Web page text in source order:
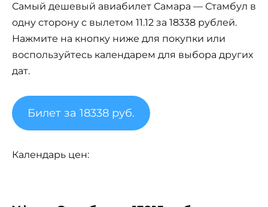
Самый дешевый авиабилет Самара — Стамбул в
одну сторону с вылетом 11.12 за 18338 рублей.
Нажмите на кнопку ниже для покупки или
воспользуйтесь календарем для выбора других
дат.
Билет за 18338 руб.
Календарь цен: